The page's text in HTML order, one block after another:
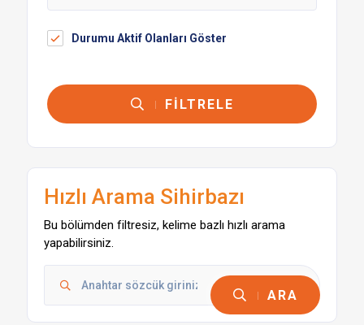
Durumu Aktif Olanları Göster
FİLTRELE
Hızlı Arama Sihirbazı
Bu bölümden filtresiz, kelime bazlı hızlı arama
yapabilirsiniz.
ARA